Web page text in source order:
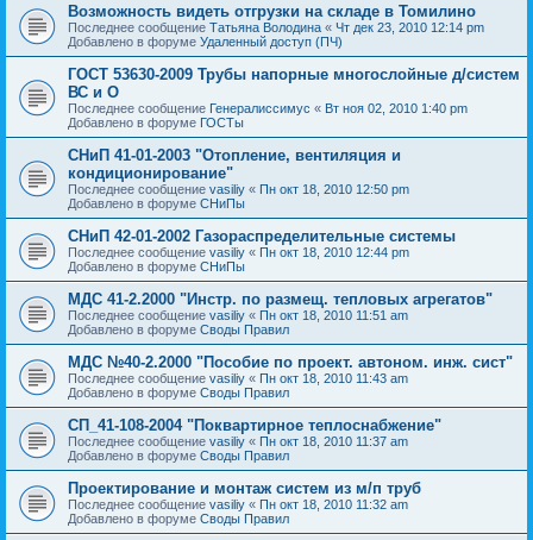
Возможность видеть отгрузки на складе в Томилино
Последнее сообщение Татьяна Володина « Чт дек 23, 2010 12:14 pm
Добавлено в форуме Удаленный доступ (ПЧ)
ГОСТ 53630-2009 Трубы напорные многослойные д/систем
ВС и О
Последнее сообщение Генералиссимус « Вт ноя 02, 2010 1:40 pm
Добавлено в форуме ГОСТы
СНиП 41-01-2003 "Отопление, вентиляция и
кондиционирование"
Последнее сообщение vasiliy « Пн окт 18, 2010 12:50 pm
Добавлено в форуме СНиПы
СНиП 42-01-2002 Газораспределительные системы
Последнее сообщение vasiliy « Пн окт 18, 2010 12:44 pm
Добавлено в форуме СНиПы
МДС 41-2.2000 "Инстр. по размещ. тепловых агрегатов"
Последнее сообщение vasiliy « Пн окт 18, 2010 11:51 am
Добавлено в форуме Своды Правил
МДС №40-2.2000 "Пособие по проект. автоном. инж. сист"
Последнее сообщение vasiliy « Пн окт 18, 2010 11:43 am
Добавлено в форуме Своды Правил
СП_41-108-2004 "Поквартирное теплоснабжение"
Последнее сообщение vasiliy « Пн окт 18, 2010 11:37 am
Добавлено в форуме Своды Правил
Проектирование и монтаж систем из м/п труб
Последнее сообщение vasiliy « Пн окт 18, 2010 11:32 am
Добавлено в форуме Своды Правил